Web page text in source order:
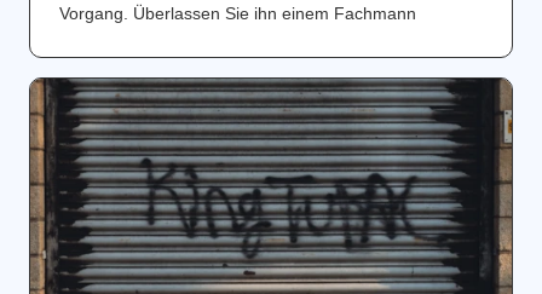
Vorgang. Überlassen Sie ihn einem Fachmann